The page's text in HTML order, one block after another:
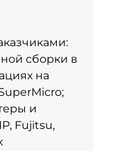
сборки в
на
и
Fujitsu,